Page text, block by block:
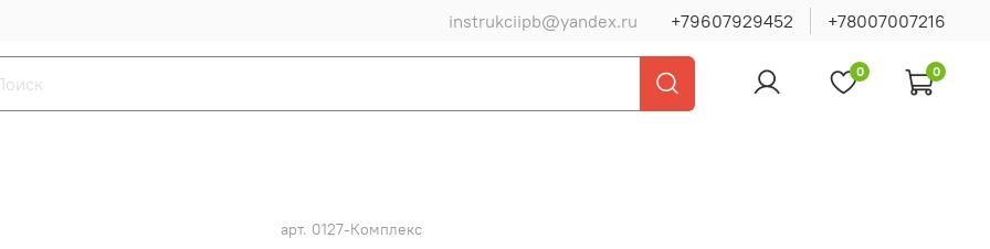
instrukciipb@yandex.ru +79607929452 +78007007216
0 0
арт. 0127-Комплекс